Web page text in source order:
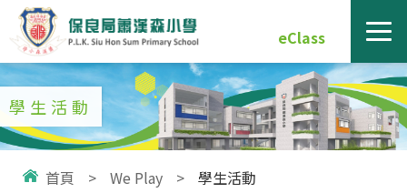
eClass
學生活動
首頁 > We Play > 學生活動